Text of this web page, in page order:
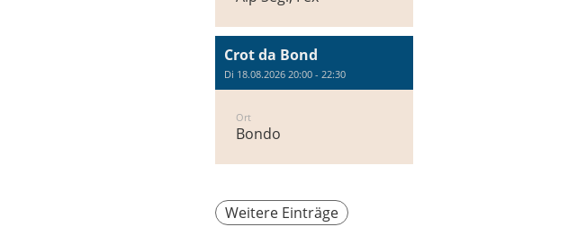
Crot da Bond
Di 18.08.2026 20:00 - 22:30
Ort
Bondo
Weitere Einträge